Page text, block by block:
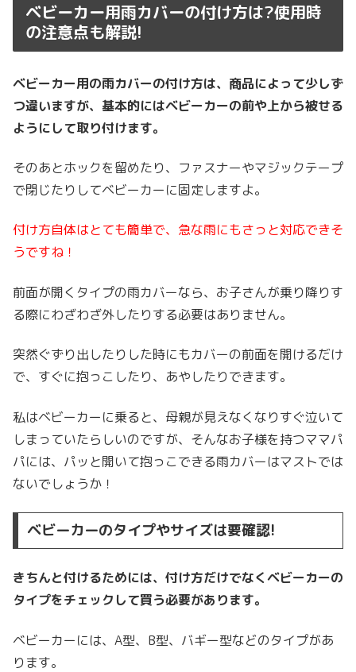
ベビーカー用雨カバーの付け方は?使用時
の注意点も解説!
ベビーカー用の雨カバーの付け方は、商品によって少しず
つ違いますが、基本的にはベビーカーの前や上から被せる
ようにして取り付けます。
そのあとホックを留めたり、ファスナーやマジックテープ
で閉じたりしてベビーカーに固定しますよ。
付け方自体はとても簡単で、急な雨にもさっと対応できそ
うですね！
前面が開くタイプの雨カバーなら、お子さんが乗り降りす
る際にわざわざ外したりする必要はありません。
突然ぐずり出したりした時にもカバーの前面を開けるだけ
で、すぐに抱っこしたり、あやしたりできます。
私はベビーカーに乗ると、母親が見えなくなりすぐ泣いて
しまっていたらしいのですが、そんなお子様を持つママパ
パには、パッと開いて抱っこできる雨カバーはマストでは
ないでしょうか！
ベビーカーのタイプやサイズは要確認!
きちんと付けるためには、付け方だけでなくベビーカーの
タイプをチェックして買う必要があります。
ベビーカーには、A型、B型、バギー型などのタイプがあ
ります。